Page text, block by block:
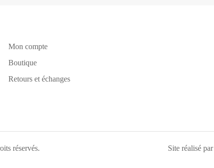
Mon compte
Boutique
Retours et échanges
réservés. Site réalisé par